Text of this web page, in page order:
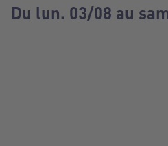
Du lun. 03/08 au